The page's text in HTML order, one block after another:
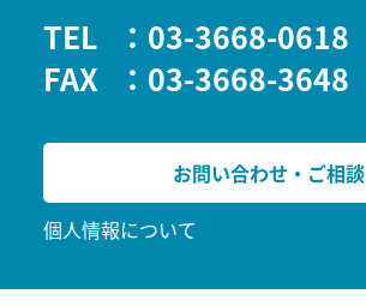
TEL
：03-3668-0618
FAX
：03-3668-3648
お問い合わせ・ご相談
個人情報について